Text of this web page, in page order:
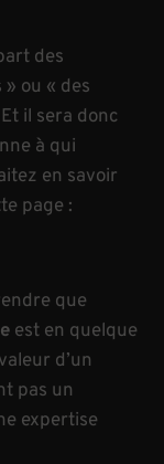
des
ou « des
il sera donc
à qui
en savoir
page :
que
est en quelque
d’un
pas un
expertise